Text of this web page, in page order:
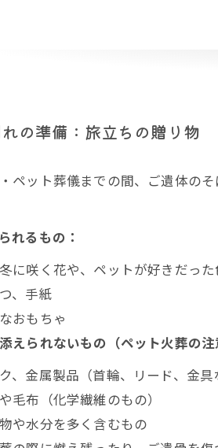
の準備：旅立ちの贈り物
ペット葬儀までの間、ご遺体の
れるもの：
に咲く花や、ペットが好きだった
、手紙
おもちゃ
えられないもの（ペット火葬の注
、金属製品（首輪、リード、金具
毛布（化学繊維のもの）
や水分を多く含むもの